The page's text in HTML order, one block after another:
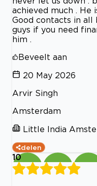
achieved much . He
Good contacts in all
guys if you need
him .
Beveelt aan
20 May 2026
Arvir Singh
Amsterdam
Little India
delen
10